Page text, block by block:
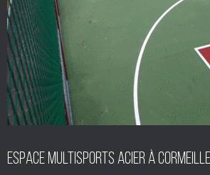
Espace multisports acier à